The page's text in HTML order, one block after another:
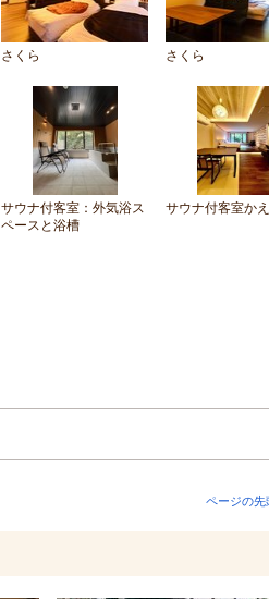
さくら さくら
サウナ付客室：外気浴ス
ペースと浴槽
サウナ付客室か
ページの先